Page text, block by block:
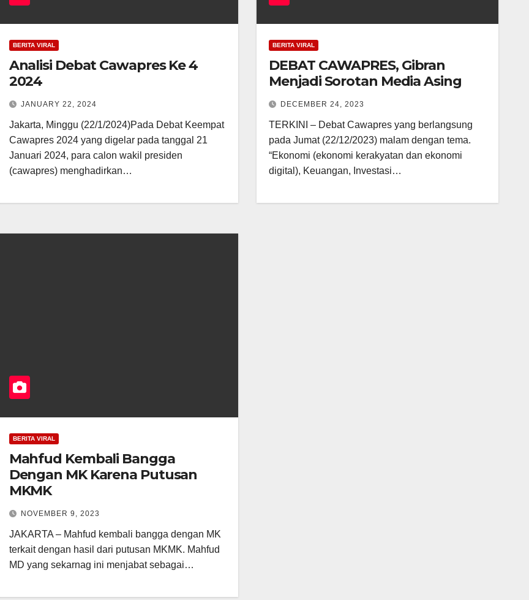
BERITA VIRAL
Analisi Debat Cawapres Ke 4
2024
JANUARY 22, 2024
Jakarta, Minggu (22/1/2024)Pada Debat Keempat
Cawapres 2024 yang digelar pada tanggal 21
Januari 2024, para calon wakil presiden
(cawapres) menghadirkan…
BERITA VIRAL
DEBAT CAWAPRES, Gibran
Menjadi Sorotan Media Asing
DECEMBER 24, 2023
TERKINI – Debat Cawapres yang berlangsung
pada Jumat (22/12/2023) malam dengan tema.
“Ekonomi (ekonomi kerakyatan dan ekonomi
digital), Keuangan, Investasi…
BERITA VIRAL
Mahfud Kembali Bangga
Dengan MK Karena Putusan
MKMK
NOVEMBER 9, 2023
JAKARTA – Mahfud kembali bangga dengan MK
terkait dengan hasil dari putusan MKMK. Mahfud
MD yang sekarnag ini menjabat sebagai…